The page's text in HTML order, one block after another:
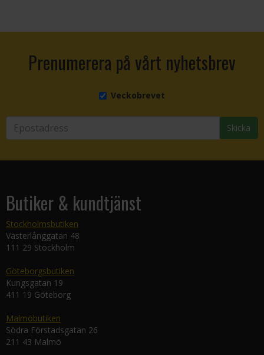
Prenumerera på vårt nyhetsbrev
Veckobrevet
Skicka
Butiker & kundtjänst
Stockholmsbutiken
Västerlånggatan 48
111 29 Stockholm
Göteborgsbutiken
Kungsgatan 19
411 19 Göteborg
Malmöbutiken
Södra Förstadsgatan 26
211 43 Malmö